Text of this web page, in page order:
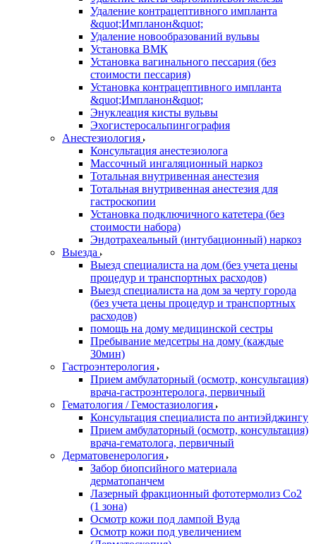
Удаление контрацептивного импланта
&quot;Импланон&quot;
Удаление новообразований вульвы
Установка ВМК
Установка вагинального пессария (без
стоимости пессария)
Установка контрацептивного импланта
&quot;Импланон&quot;
Энуклеация кисты вульвы
Эхогистеросальпингография
Анестезиология
Консультация анестезиолога
Массочный ингаляционный наркоз
Тотальная внутривенная анестезия
Тотальная внутривенная анестезия для
гастроскопии
Установка подключичного катетера (без
стоимости набора)
Эндотрахеальный (интубационный) наркоз
Выезда
Выезд специалиста на дом (без учета цены
процедур и транспортных расходов)
Выезд специалиста на дом за черту города
(без учета цены процедур и транспортных
расходов)
помощь на дому медицинской сестры
Пребывание медсетры на дому (каждые
30мин)
Гастроэнтерология
Прием амбулаторный (осмотр, консультация)
врача-гастроэнтеролога, первичный
Гематология / Гемостазиология
Консультация специалиста по антиэйджингу
Прием амбулаторный (осмотр, консультация)
врача-гематолога, первичный
Дерматовенерология
Забор биопсийного материала
дерматопанчем
Лазерный фракционный фототермолиз Со2
(1 зона)
Осмотр кожи под лампой Вуда
Осмотр кожи под увеличением